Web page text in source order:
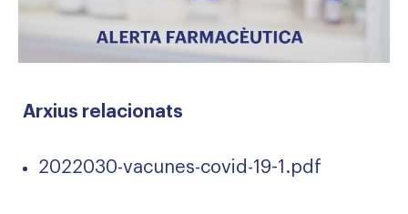
Arxius relacionats
2022030-vacunes-covid-19-1.pdf